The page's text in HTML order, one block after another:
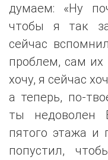
думаем: «Ну
чтобы я так
сейчас
проблем, сам их
хочу, я сейчас
а теперь, по-
ты недоволен
пятого этажа и
попустил,